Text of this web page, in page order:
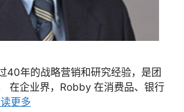
40年的战略营销和研究经验，是团
在企业界，Robby 在消费品、银行
更多